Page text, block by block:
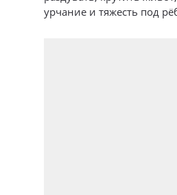
урчание и тяжесть под